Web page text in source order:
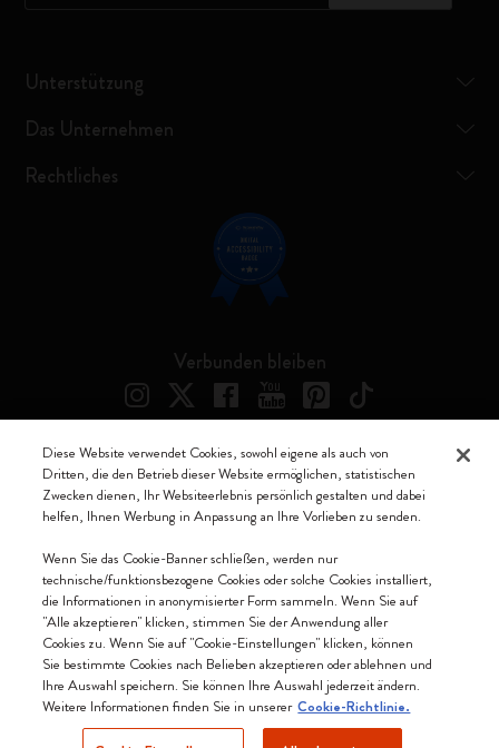
Unterstützung
Das Unternehmen
Rechtliches
Verbunden bleiben
Wir akzeptieren
Moleskine ® ist ein eingetragenes Warenzeichen von Moleskine Srl a
socio unico
Italia - P. IVA / CCIAA n. 07234480965 - REA MI 1945400 - Cap.
Soc. €2.181.513,42
Diese Website verwendet Cookies, sowohl eigene als auch von
Dritten, die den Betrieb dieser Website ermöglichen, statistischen
Zwecken dienen, Ihr Websiteerlebnis persönlich gestalten und dabei
helfen, Ihnen Werbung in Anpassung an Ihre Vorlieben zu senden.
Wenn Sie das Cookie-Banner schließen, werden nur
technische/funktionsbezogene Cookies oder solche Cookies installiert,
die Informationen in anonymisierter Form sammeln. Wenn Sie auf
"Alle akzeptieren" klicken, stimmen Sie der Anwendung aller
Cookies zu. Wenn Sie auf "Cookie-Einstellungen" klicken, können
Sie bestimmte Cookies nach Belieben akzeptieren oder ablehnen und
Ihre Auswahl speichern. Sie können Ihre Auswahl jederzeit ändern.
Weitere Informationen finden Sie in unserer Cookie-Richtlinie.